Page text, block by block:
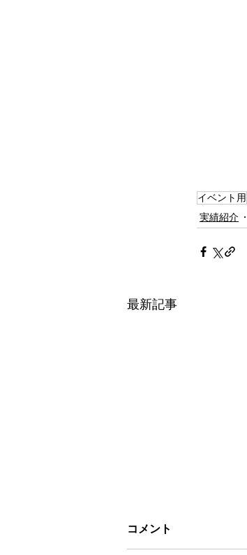
イベント用
実績紹介
最新記事
コメント